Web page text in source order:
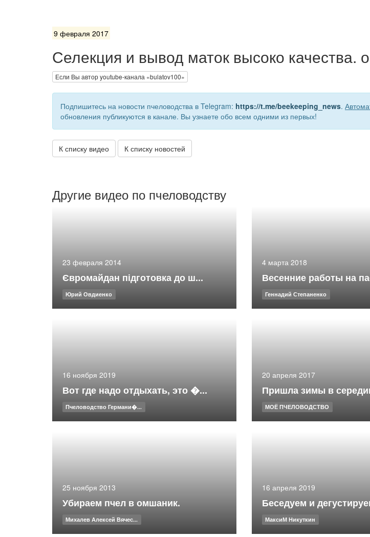
9 февраля 2017
Селекция и вывод маток высоко качества.
Если Вы автор youtube-канала «bulatov100»
Подпишитесь на новости пчеловодства в Telegram: https://t.me/beekeeping_news.
обновления публикуются в канале. Вы узнаете обо всем одними из первых!
К списку видео К списку новостей
Другие видео по пчеловодству
23 февраля 2014
Євромайдан підготовка до ш...
Юрий Овдиенко
4 марта 2018
Весенние работы на
Геннадий Степаненко
16 ноября 2019
Вот где надо отдыхать, это �...
Пчеловодство Германи�...
20 апреля 2017
Пришла зимы в
МОЁ ПЧЕЛОВОДСТВО
25 ноября 2013
Убираем пчел в омшаник.
Михалев Алексей Вячес...
16 апреля 2019
Беседуем и
МаксиМ Никуткин